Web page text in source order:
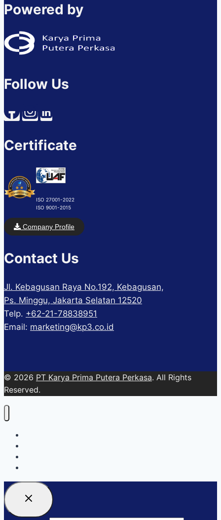
Powered by
Follow Us
Certificate
ISO 27001-2022
ISO 9001-2015
Company Profile
Contact Us
Jl. Kebagusan Raya No.192, Kebagusan,
Ps. Minggu, Jakarta Selatan 12520
Telp. +62-21-78838951
Email: marketing@kp3.co.id
© 2026 PT Karya Prima Putera Perkasa. All Rights
Reserved.